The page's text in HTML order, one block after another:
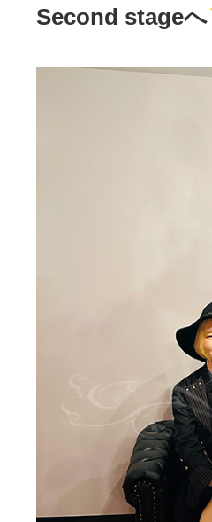
Second stageへ